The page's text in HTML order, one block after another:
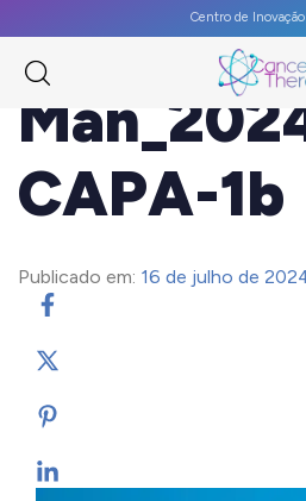
Centro de
CAPA-1b
Publicado em: 16 de julho de